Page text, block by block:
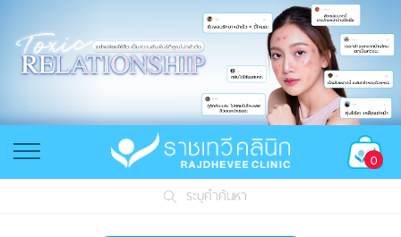
0
ระบุคำค้นหา